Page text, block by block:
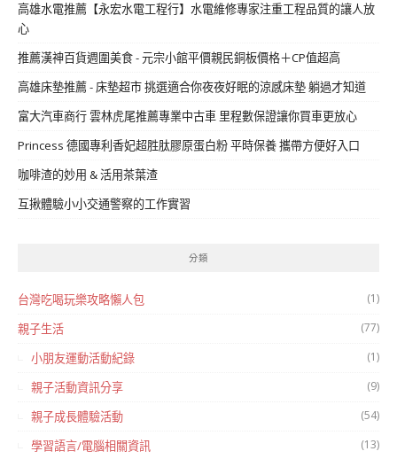
高雄水電推薦【永宏水電工程行】水電維修專家注重工程品質的讓人放
心
推薦漢神百貨週圍美食 - 元宗小館平價親民銅板價格＋CP值超高
高雄床墊推薦 - 床墊超市 挑選適合你夜夜好眠的涼感床墊 躺過才知道
富大汽車商行 雲林虎尾推薦專業中古車 里程數保證讓你買車更放心
Princess 德國專利香妃超胜肽膠原蛋白粉 平時保養 攜帶方便好入口
咖啡渣的妙用 & 活用茶葉渣
互揪體驗小小交通警察的工作實習
分類
台灣吃喝玩樂攻略懶人包 (1)
親子生活 (77)
小朋友運動活動紀錄 (1)
親子活動資訊分享 (9)
親子成長體驗活動 (54)
學習語言/電腦相關資訊 (13)